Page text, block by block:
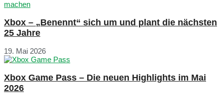
Xbox – „Benennt“ sich um und plant die nächsten
25 Jahre
19. Mai 2026
Xbox Game Pass – Die neuen Highlights im Mai
2026